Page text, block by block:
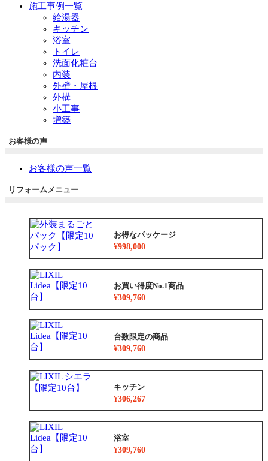
施工事例一覧
給湯器
キッチン
浴室
トイレ
洗面化粧台
内装
外壁・屋根
外構
小工事
増築
お客様の声
お客様の声一覧
リフォームメニュー
お得なパッケージ
¥998,000
お買い得度No.1商品
¥309,760
台数限定の商品
¥309,760
キッチン
¥306,267
浴室
¥309,760